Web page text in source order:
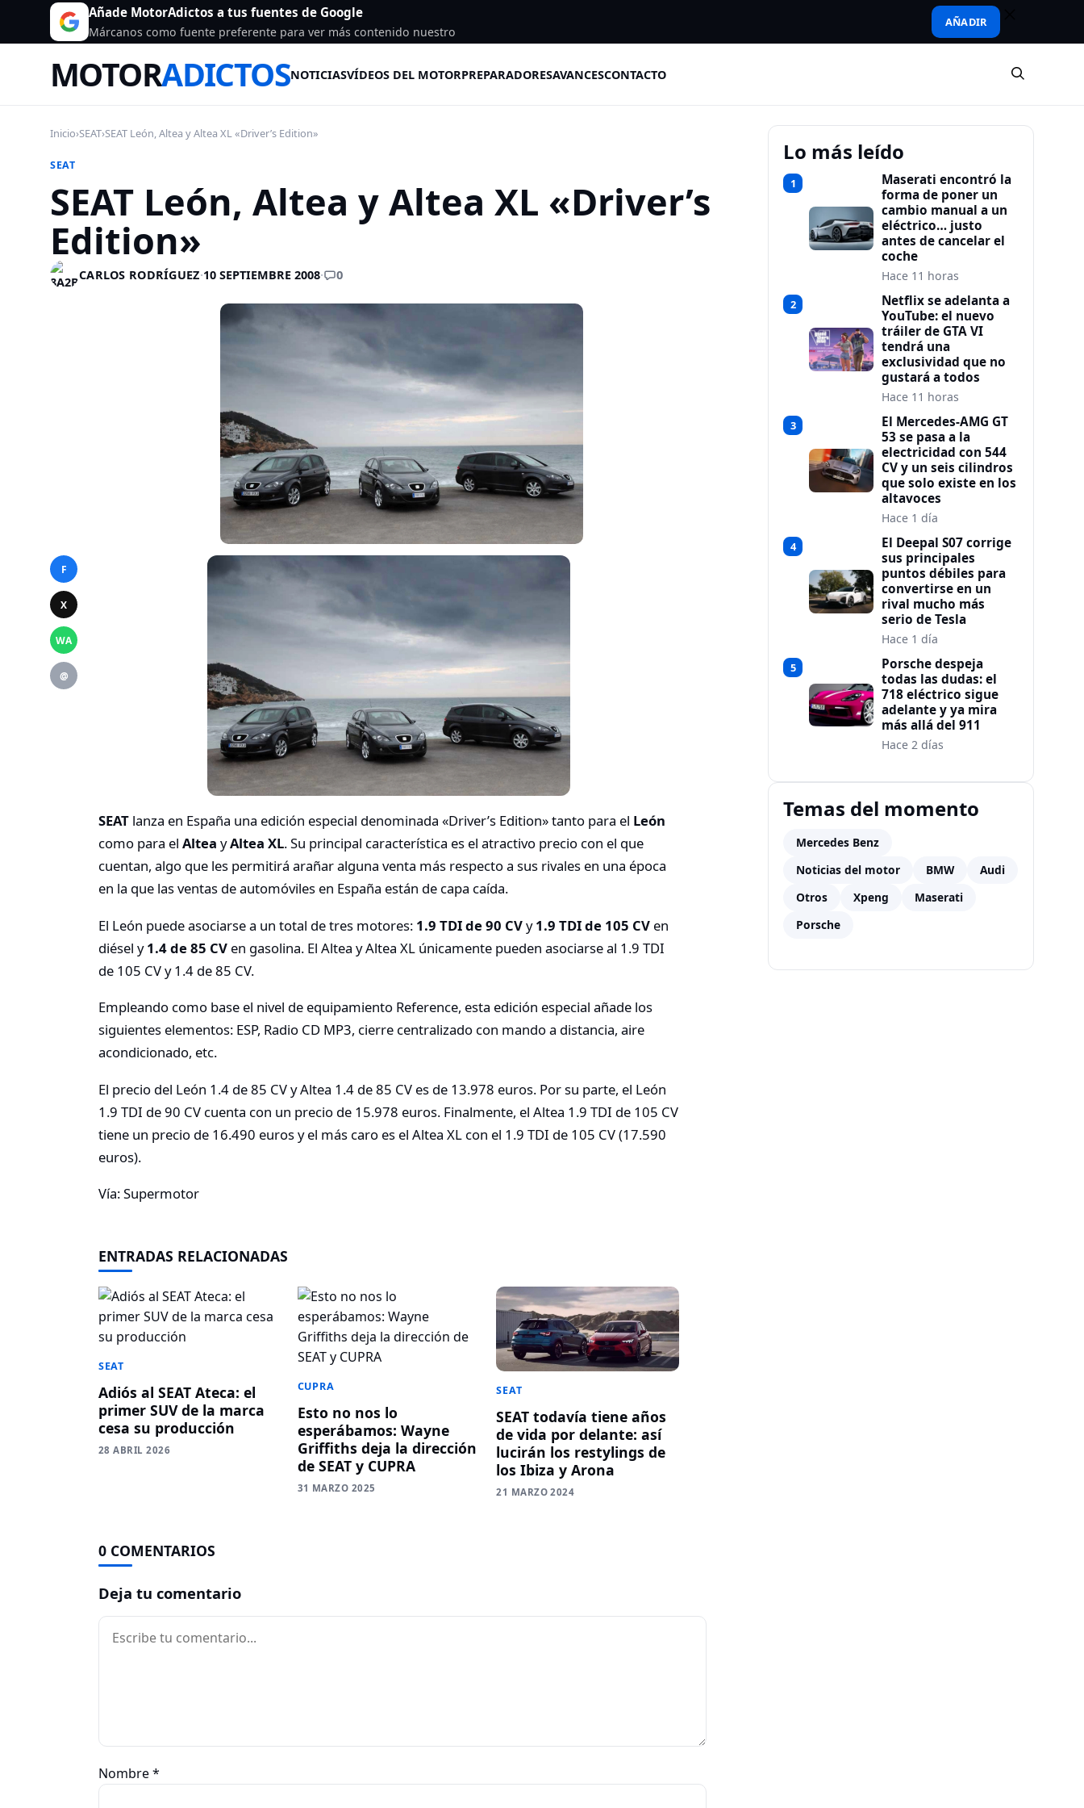
Añade MotorAdictos a tus fuentes de Google
Márcanos como fuente preferente para ver más contenido nuestro
AÑADIR
MOTORADICTOSNOTICIASVÍDEOS DEL MOTORPREPARADORESAVANCESCONTACTO
Inicio›SEAT›SEAT León, Altea y Altea XL «Driver’s Edition»
SEAT
SEAT León, Altea y Altea XL «Driver’s
Edition»
CARLOS RODRÍGUEZ·10 SEPTIEMBRE 2008· 0
F
X
WA
@
SEAT lanza en España una edición especial denominada «Driver’s Edition» tanto para el León
como para el Altea yAltea XL. Su principal característica es el atractivo precio con el que
cuentan, algo que les permitirá arañar alguna venta más respecto a sus rivales en una época
en la que las ventas de automóviles en España están de capa caída.
El León puede asociarse a un total de tres motores: 1.9 TDI de 90 CVy1.9 TDI de 105 CV en
diésel y1.4 de 85 CV en gasolina. El Altea y Altea XL únicamente pueden asociarse al 1.9 TDI
de 105 CV y 1.4 de 85 CV.
Empleando como base el nivel de equipamiento Reference, esta edición especial añade los
siguientes elementos: ESP, Radio CD MP3, cierre centralizado con mando a distancia, aire
acondicionado, etc.
El precio del León 1.4 de 85 CV y Altea 1.4 de 85 CV es de 13.978 euros. Por su parte, el León
1.9 TDI de 90 CV cuenta con un precio de 15.978 euros. Finalmente, el Altea 1.9 TDI de 105 CV
tiene un precio de 16.490 euros y el más caro es el Altea XL con el 1.9 TDI de 105 CV (17.590
euros).
Vía: Supermotor
ENTRADAS RELACIONADAS
SEAT
Adiós al SEAT Ateca: el
primer SUV de la marca
cesa su producción
28 ABRIL 2026
CUPRA
Esto no nos lo
esperábamos: Wayne
Griffiths deja la dirección
de SEAT y CUPRA
31 MARZO 2025
SEAT
SEAT todavía tiene años
de vida por delante: así
lucirán los restylings de
los Ibiza y Arona
21 MARZO 2024
0 COMENTARIOS
Deja tu comentario
Comentario
Nombre*
Lo más leído
1
Maserati encontró la
forma de poner un
cambio manual a un
eléctrico… justo
antes de cancelar el
coche
Hace 11 horas
2
Netflix se adelanta a
YouTube: el nuevo
tráiler de GTA VI
tendrá una
exclusividad que no
gustará a todos
Hace 11 horas
3
El Mercedes-AMG GT
53 se pasa a la
electricidad con 544
CV y un seis cilindros
que solo existe en los
altavoces
Hace 1 día
4
El Deepal S07 corrige
sus principales
puntos débiles para
convertirse en un
rival mucho más
serio de Tesla
Hace 1 día
5
Porsche despeja
todas las dudas: el
718 eléctrico sigue
adelante y ya mira
más allá del 911
Hace 2 días
Temas del momento
Mercedes Benz
Noticias del motor
BMW
Audi
Otros
Xpeng
Maserati
Porsche